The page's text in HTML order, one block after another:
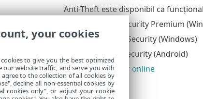
Anti-Theft este disponibil ca
ESET Smart Security Premium
• ESET Internet Security (Windows)
ESET Mobile Security (Android)
Anti-Theft – Ajutor online
your cookies
to give you the best optimized
our website traffic, and serve you with
agree to the collection of all cookies by
decline all non-essential cookies by
cookies only", or adjust your cookie